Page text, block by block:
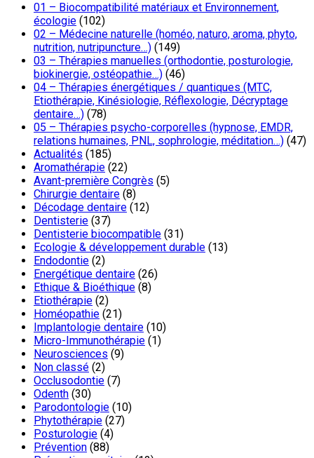
01 – Biocompatibilité matériaux et Environnement,
écologie (102)
02 – Médecine naturelle (homéo, naturo, aroma, phyto,
nutrition, nutripuncture…) (149)
03 – Thérapies manuelles (orthodontie, posturologie,
biokinergie, ostéopathie…) (46)
04 – Thérapies énergétiques / quantiques (MTC,
Etiothérapie, Kinésiologie, Réflexologie, Décryptage
dentaire…) (78)
05 – Thérapies psycho-corporelles (hypnose, EMDR,
relations humaines, PNL, sophrologie, méditation…) (47)
Actualités (185)
Aromathérapie (22)
Avant-première Congrès (5)
Chirurgie dentaire (8)
Décodage dentaire (12)
Dentisterie (37)
Dentisterie biocompatible (31)
Ecologie & développement durable (13)
Endodontie (2)
Energétique dentaire (26)
Ethique & Bioéthique (8)
Etiothérapie (2)
Homéopathie (21)
Implantologie dentaire (10)
Micro-Immunothérapie (1)
Neurosciences (9)
Non classé (2)
Occlusodontie (7)
Odenth (30)
Parodontologie (10)
Phytothérapie (27)
Posturologie (4)
Prévention (88)